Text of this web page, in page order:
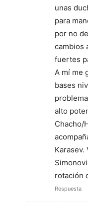
unas
para
por no
cambios
fuertes
A mí me
bases
alto
Chacho/
Karasev.
rotación
Respuesta